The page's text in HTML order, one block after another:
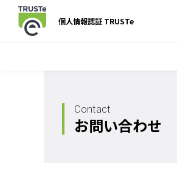
個人情報認証 TRUSTe
Contact
お問い合わせ